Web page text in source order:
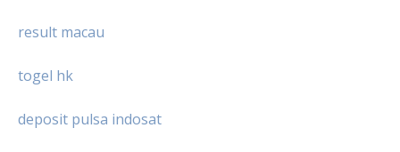
result macau
togel hk
deposit pulsa indosat